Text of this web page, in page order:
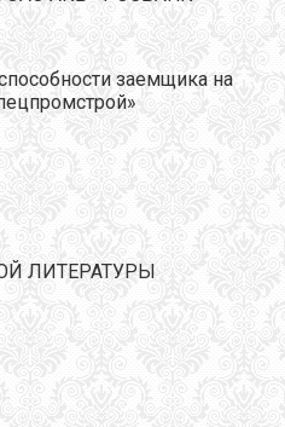
заемщика на
ЛИТЕРАТУРЫ